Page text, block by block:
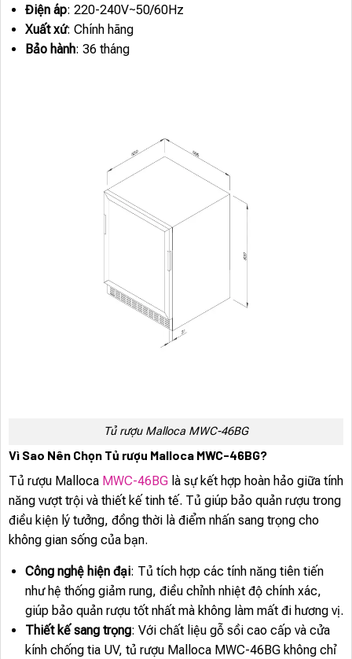
Điện áp: 220-240V~50/60Hz
Xuất xứ: Chính hãng
Bảo hành: 36 tháng
Tủ rượu Malloca MWC-46BG
Vì Sao Nên Chọn Tủ rượu Malloca MWC-46BG?
Tủ rượu Malloca MWC-46BG là sự kết hợp hoàn hảo giữa tính
năng vượt trội và thiết kế tinh tế. Tủ giúp bảo quản rượu trong
điều kiện lý tưởng, đồng thời là điểm nhấn sang trọng cho
không gian sống của bạn.
Công nghệ hiện đại: Tủ tích hợp các tính năng tiên tiến
như hệ thống giảm rung, điều chỉnh nhiệt độ chính xác,
giúp bảo quản rượu tốt nhất mà không làm mất đi hương vị.
Thiết kế sang trọng: Với chất liệu gỗ sồi cao cấp và cửa
kính chống tia UV, tủ rượu Malloca MWC-46BG không chỉ